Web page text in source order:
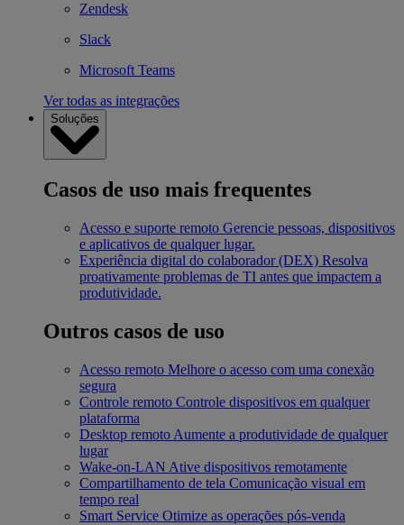
Zendesk
Slack
Microsoft Teams
Ver todas as integrações
Soluções
Casos de uso mais frequentes
Acesso e suporte remoto Gerencie pessoas, dispositivos
e aplicativos de qualquer lugar.
Experiência digital do colaborador (DEX) Resolva
proativamente problemas de TI antes que impactem a
produtividade.
Outros casos de uso
Acesso remoto Melhore o acesso com uma conexão
segura
Controle remoto Controle dispositivos em qualquer
plataforma
Desktop remoto Aumente a produtividade de qualquer
lugar
Wake-on-LAN Ative dispositivos remotamente
Compartilhamento de tela Comunicação visual em
tempo real
Smart Service Otimize as operações pós-venda